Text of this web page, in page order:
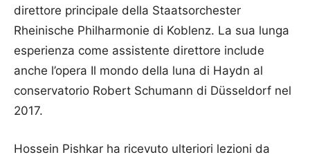
direttore principale della Staatsorchester
Rheinische Philharmonie di Koblenz. La sua lunga
esperienza come assistente direttore include
anche l’opera Il mondo della luna di Haydn al
conservatorio Robert Schumann di Düsseldorf nel
2017.
Hossein Pishkar ha ricevuto ulteriori lezioni da